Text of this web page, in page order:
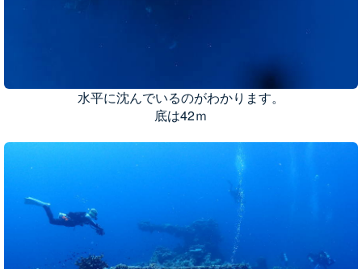
水平に沈んでいるのがわかります。
底は42ｍ